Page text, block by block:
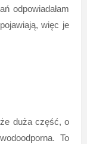
odpowiadałam
więc je
że duża część, o
To